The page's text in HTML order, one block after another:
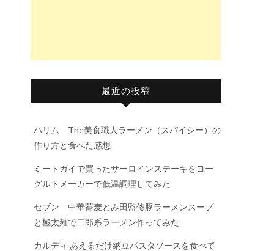
最近の投稿
ハリム The美食職人ラーメン（スパイシー）の
作り方と食べた感想
ミートガイで買ったサーロインステーキをヨー
グルトメーカーで低温調理してみた
セブン 中華蕎麦とみ田監修豚ラーメンスープ
と極太麺で二郎系ラーメン作ってみた
カルディ あえるだけ納豆パスタソースを食べて